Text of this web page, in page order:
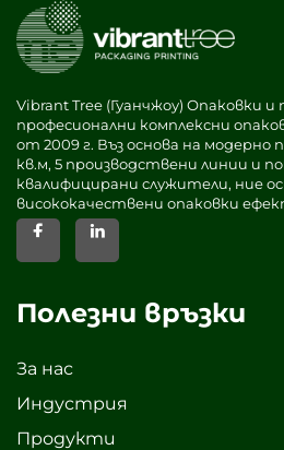
Vibrant Tree (Гуанчжоу) Опаковки
професионални комплексни
от 2009 г. Въз основа на модерно
кв.м, 5 производствени линии и
квалифицирани служители, ние
висококачествени опаковки
Полезни връзки
За нас
Индустрия
Продукти